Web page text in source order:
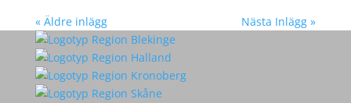
« Äldre inlägg
Nästa Inlägg »